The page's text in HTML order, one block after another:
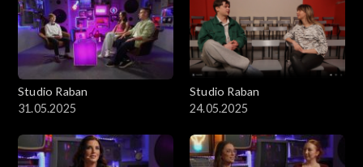
Studio Raban
31.05.2025
Studio Raban
24.05.2025